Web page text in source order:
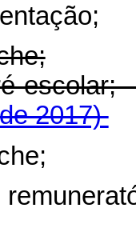
pré-
2017)